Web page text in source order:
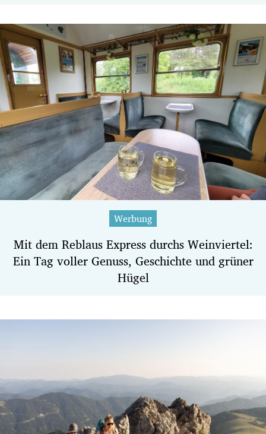
Werbung
Mit dem Reblaus Express durchs Weinviertel:
Ein Tag voller Genuss, Geschichte und grüner
Hügel